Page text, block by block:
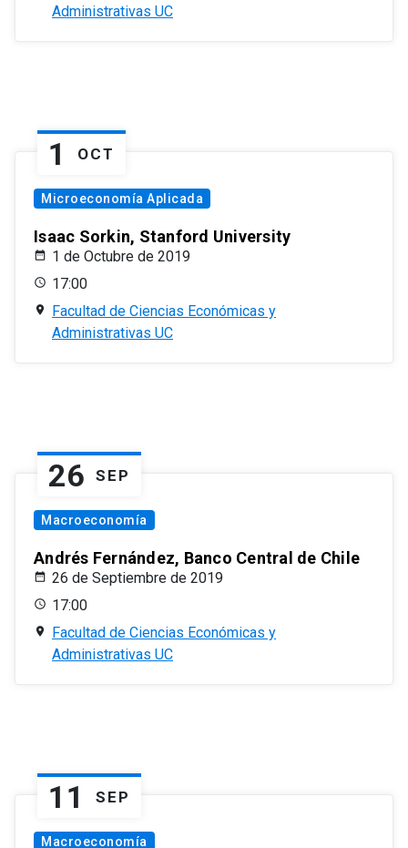
Administrativas UC
1 OCT
Microeconomía Aplicada
Isaac Sorkin, Stanford University
1 de Octubre de 2019
17:00
Facultad de Ciencias Económicas y
Administrativas UC
26 SEP
Macroeconomía
Andrés Fernández, Banco Central de Chile
26 de Septiembre de 2019
17:00
Facultad de Ciencias Económicas y
Administrativas UC
11 SEP
Macroeconomía